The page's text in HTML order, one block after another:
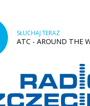
SŁUCHAJ TERAZ
ATC - AROUND THE